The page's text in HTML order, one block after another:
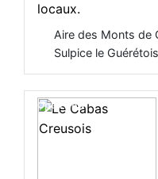
locaux.
Aire des Monts de
Sulpice le Guérétois
Open Now